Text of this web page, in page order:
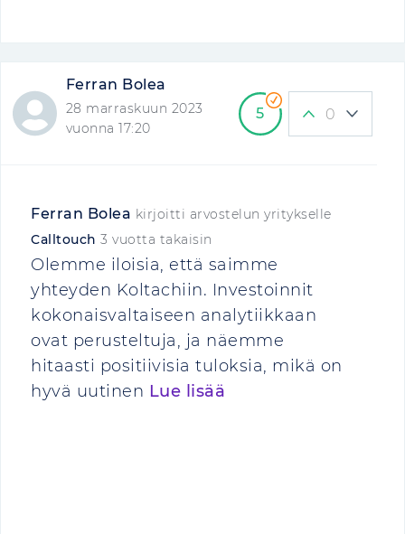
Ferran Bolea
28 marraskuun 2023
vuonna 17:20
5 0
Ferran Bolea kirjoitti arvostelun yritykselle
Calltouch 3 vuotta takaisin
Olemme iloisia, että saimme
yhteyden Koltachiin. Investoinnit
kokonaisvaltaiseen analytiikkaan
ovat perusteltuja, ja näemme
hitaasti positiivisia tuloksia, mikä on
hyvä uutinen Lue lisää